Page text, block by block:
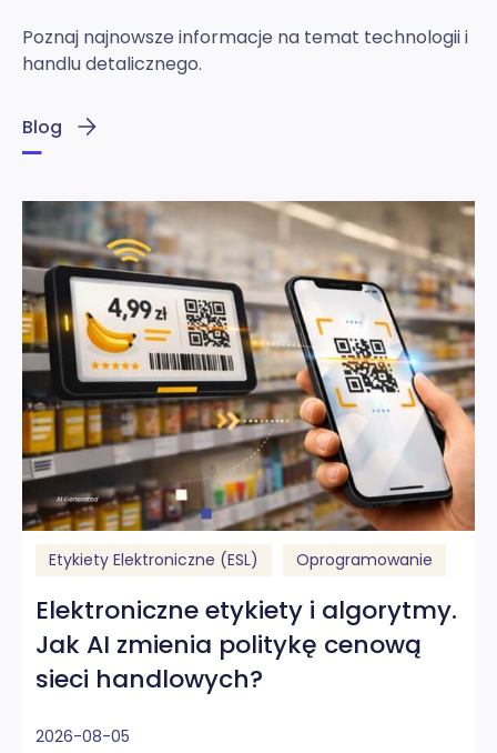
Poznaj najnowsze informacje na temat technologii i
handlu detalicznego.
Blog
Etykiety Elektroniczne (ESL) Oprogramowanie
Elektroniczne etykiety i algorytmy.
Jak AI zmienia politykę cenową
sieci handlowych?
2026-08-05